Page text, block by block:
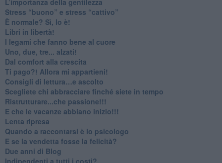
​Stress “buono” e stress “cattivo”
​È normale? Sì, lo è!
​Libri in libertà!
​I legami che fanno bene al cuore
Uno, due, tre... alzati!​
​Dal comfort alla crescita
​Ti pago?! Allora mi appartieni!​
​Consigli di lettura…e ascolto
​Scegliete chi abbracciare finché siete in tempo
​Ristrutturare...che passione!!!
​E che le vacanze abbiano inizio!!!
​Lenta ripresa
​Quando a raccontarsi è lo psicologo
​E se la vendetta fosse la felicità?
​Due anni di Blog
​Indipendenti a tutti i costi?